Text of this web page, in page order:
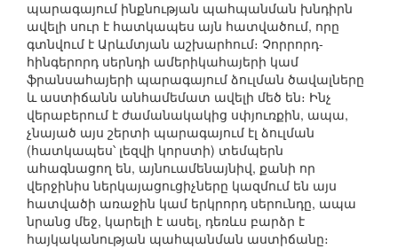
պարագայում ինքնության պահպանման խնդիրն
ավելի սուր է հատկապես այն հատվածում, որը
գտնվում է Արևմտյան աշխարհում։ Չորրորդ-
հինգերորդ սերնդի ամերիկահայերի կամ
ֆրանսահայերի պարագայում ձուլման ծավալները
և աստիճանն անհամեմատ ավելի մեծ են։ Ինչ
վերաբերում է ժամանակակից սփյուռքին, ապա,
չնայած այս շերտի պարագայում էլ ձուլման
(հատկապես՝ լեզվի կորստի) տեմպերն
ահագնացող են, այնուամենայնիվ, քանի որ
վերջինիս ներկայացուցիչները կազմում են այս
հատվածի առաջին կամ երկրորդ սերունդը, ապա
նրանց մեջ, կարելի է ասել, դեռևս բարձր է
հայկականության պահպանման աստիճանը։